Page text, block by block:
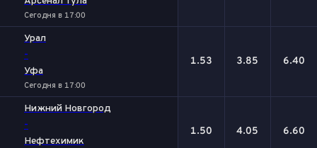
Сегодня в 17:00
Урал
-
Уфа
Сегодня в 17:00
1.53 3.85 6.40
Нижний Новгород
-
Нефтехимик
1.50 4.05 6.60